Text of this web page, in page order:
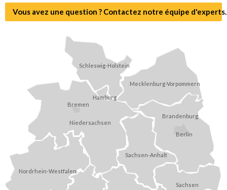
Vous avez une question ? Contactez notre équipe d'experts.
Berlin
Bremen
Hamburg
Schleswig-Holstein
Mecklenburg-Vorpommern
Brandenburg
Niedersachsen
Sachsen-Anhalt
Sachsen
Nordrhein-Westfalen